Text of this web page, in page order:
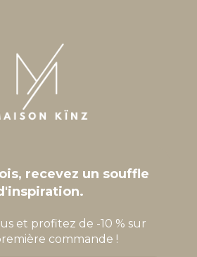
recevez un souffle
et profitez de -10 % sur
commande !